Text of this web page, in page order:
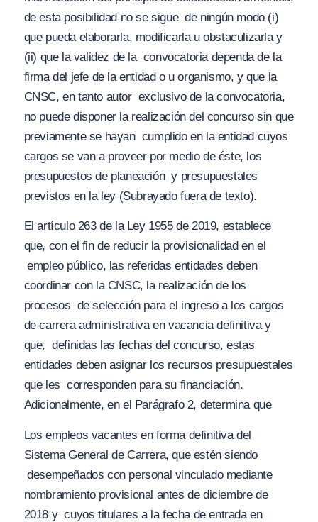
de esta posibilidad no se sigue de ningún modo (i)
que pueda elaborarla, modificarla u obstaculizarla y
(ii) que la validez de la convocatoria dependa de la
firma del jefe de la entidad o u organismo, y que la
CNSC, en tanto autor exclusivo de la convocatoria,
no puede disponer la realización del concurso sin que
previamente se hayan cumplido en la entidad cuyos
cargos se van a proveer por medio de éste, los
presupuestos de planeación y presupuestales
previstos en la ley (Subrayado fuera de texto).
El artículo 263 de la Ley 1955 de 2019, establece
que, con el fin de reducir la provisionalidad en el
empleo público, las referidas entidades deben
coordinar con la CNSC, la realización de los
procesos de selección para el ingreso a los cargos
de carrera administrativa en vacancia definitiva y
que, definidas las fechas del concurso, estas
entidades deben asignar los recursos presupuestales
que les corresponden para su financiación.
Adicionalmente, en el Parágrafo 2, determina que
Los empleos vacantes en forma definitiva del
Sistema General de Carrera, que estén siendo
desempeñados con personal vinculado mediante
nombramiento provisional antes de diciembre de
2018 y cuyos titulares a la fecha de entrada en